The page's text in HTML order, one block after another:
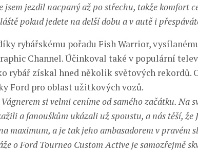
jsem jezdil nacpaný až po střechu, takže komfort
pokud jedete na delší dobu a v autě i
rybářskému pořadu Fish Warrior,
Channel. Účinkoval také v populární
rybář získal hned několik světových rekordů.
Ford pro oblast užitkových vozů.
si velmi ceníme od samého začátku. Na
a fanouškům ukázali už spoustu, a nás těší, že
maximum, a je tak jeho ambasadorem v pravém
o Ford Tourneo Custom Active je samozřejmě